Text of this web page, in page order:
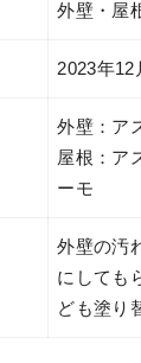
外壁・屋
2023年12
外壁：ア
屋根：ア
ーモ
外壁の汚
にしても
ども塗り